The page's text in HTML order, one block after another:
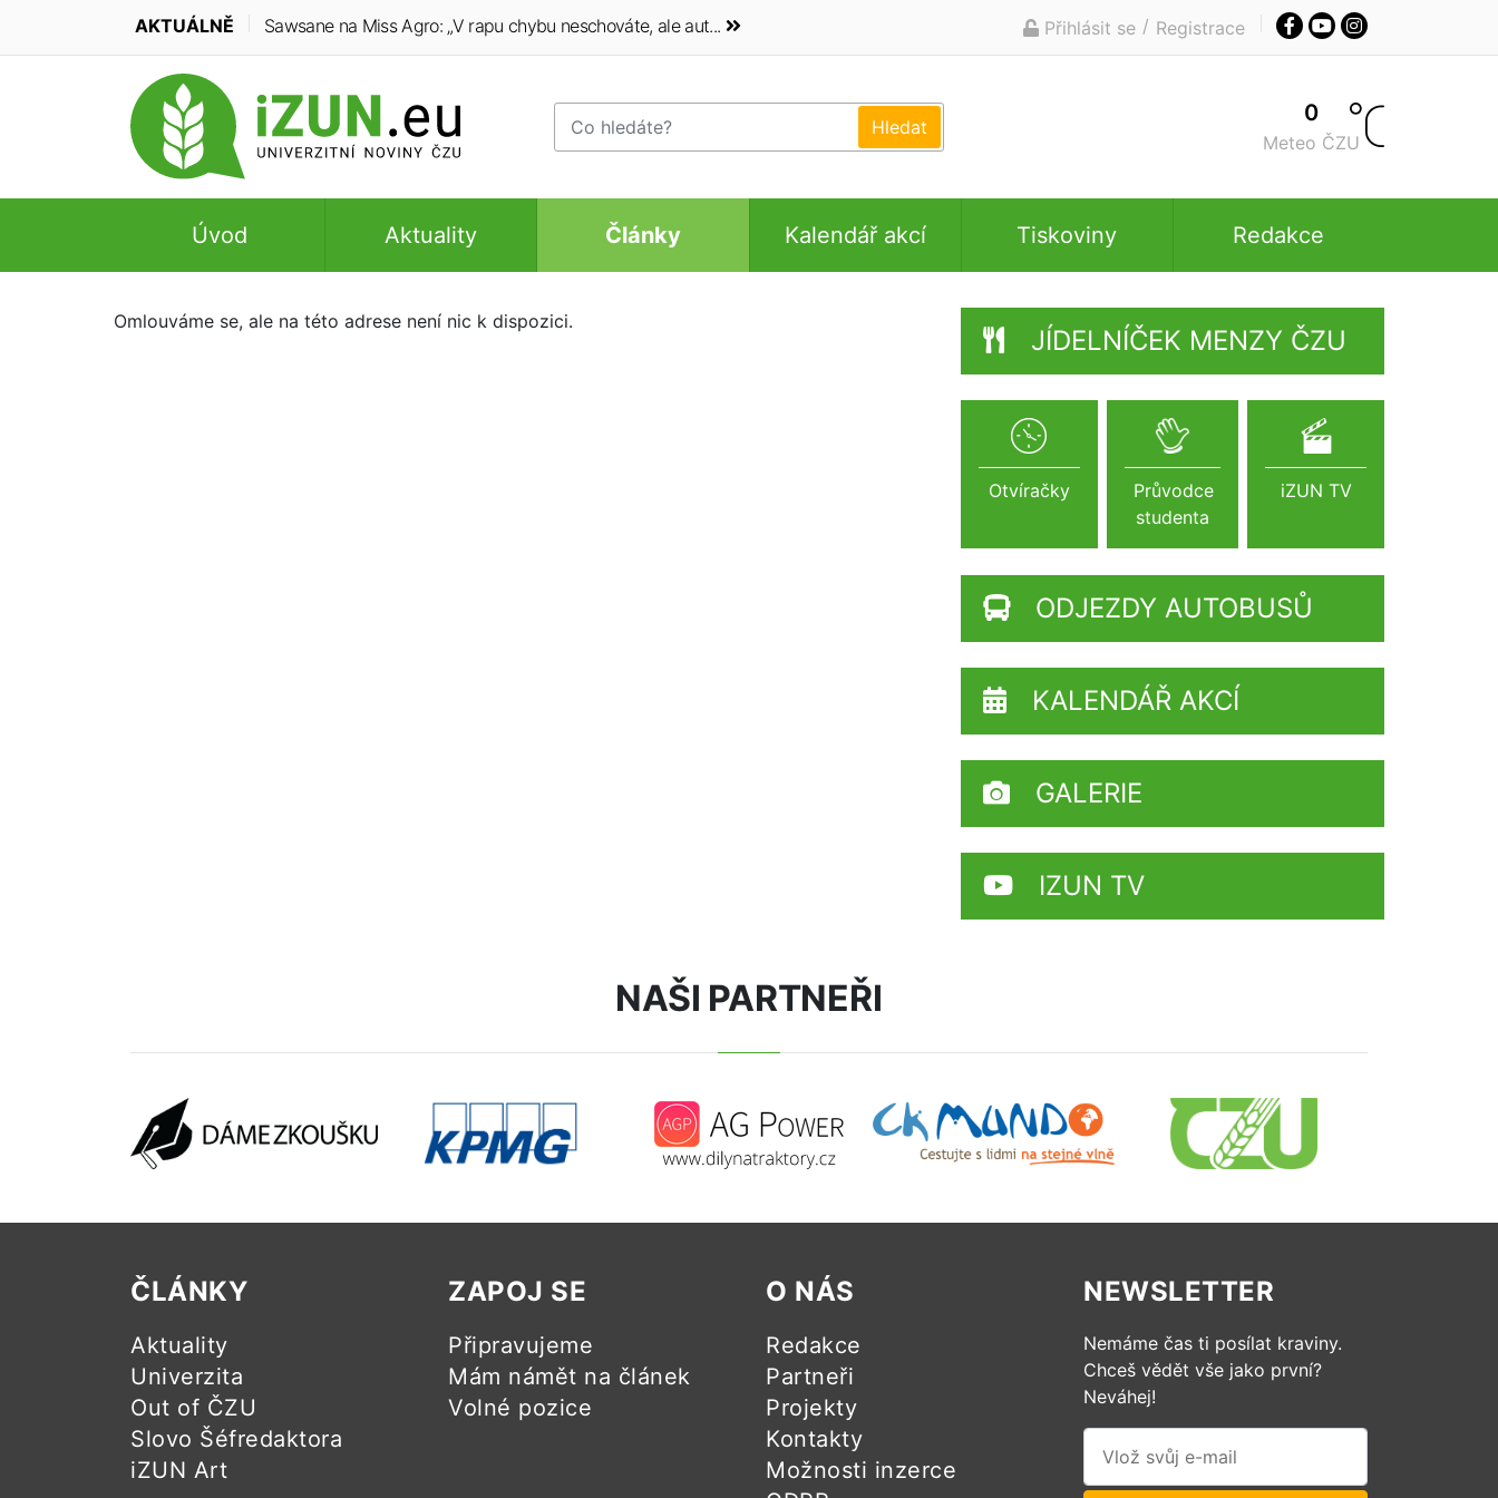
AKTUÁLNĚ Sawsane na Miss Agro: „V rapu chybu neschováte, ale aut... Přihlásit se / Registrace
0
Meteo ČZU
Úvod Aktuality Články Kalendář akcí Tiskoviny Redakce
Omlouváme se, ale na této adrese není nic k dispozici.
JÍDELNÍČEK MENZY ČZU
Otvíračky
Průvodce
studenta
iZUN TV
ODJEZDY AUTOBUSŮ
KALENDÁŘ AKCÍ
GALERIE
IZUN TV
NAŠI PARTNEŘI
ČLÁNKY
Aktuality
Univerzita
Out of ČZU
Slovo Šéfredaktora
iZUN Art
ZAPOJ SE
Připravujeme
Mám námět na článek
Volné pozice
O NÁS
Redakce
Partneři
Projekty
Kontakty
Možnosti inzerce
NEWSLETTER
Nemáme čas ti posílat kraviny.
Chceš vědět vše jako první?
Neváhej!